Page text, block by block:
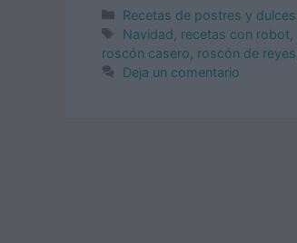
Categorías
Recetas de postres y dulces
Etiquetas
Navidad recetas con robot
roscón casero roscón de reyes
Deja un comentario